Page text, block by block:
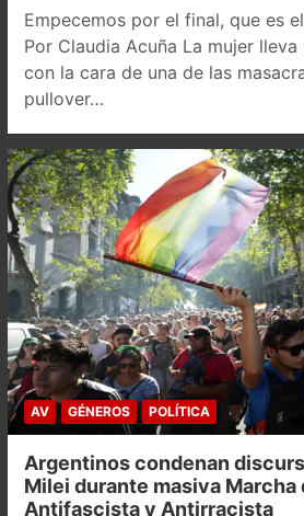
Empecemos por el final, que es
Por Claudia Acuña La mujer
con la cara de una de las
pullover…
AV GÉNEROS POLÍTICA
Argentinos condenan
Milei durante masiva Marcha
Antifascista y Antirracista